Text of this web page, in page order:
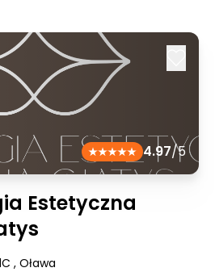
4.97/5
Estetyczna
, Oława